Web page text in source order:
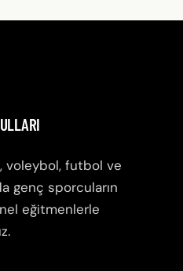
voleybol, futbol ve
genç sporcuların
eğitmenlerle